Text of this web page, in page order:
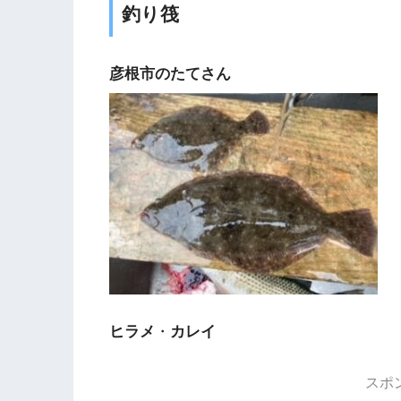
釣り筏
彦根市のたてさん
ヒラメ ・ カレイ
スポ